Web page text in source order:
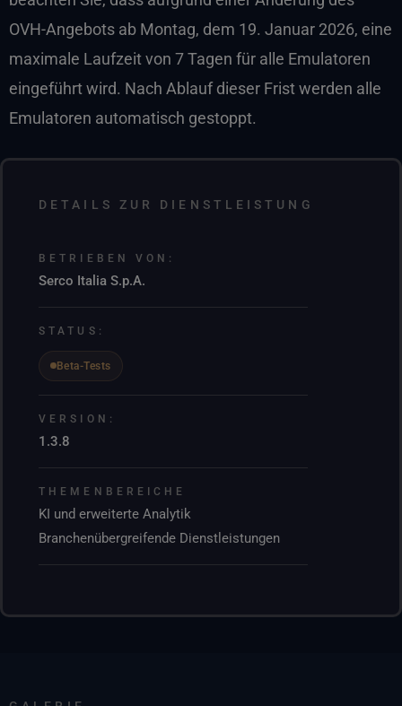
OVH-Angebots ab Montag, dem 19. Januar 2026, eine
maximale Laufzeit von 7 Tagen für alle Emulatoren
eingeführt wird. Nach Ablauf dieser Frist werden alle
Emulatoren automatisch gestoppt.
DETAILS ZUR DIENSTLEISTUNG
BETRIEBEN VON:
Serco Italia S.p.A.
STATUS:
Beta-Tests
VERSION:
1.3.8
THEMENBEREICHE
KI und erweiterte Analytik
Branchenübergreifende Dienstleistungen